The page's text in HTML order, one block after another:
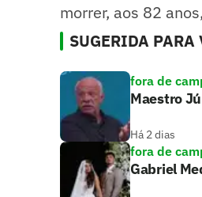
morrer, aos 82
SUGERIDA PARA
fora de
Maestro
Há 2 dias
fora de
Gabriel